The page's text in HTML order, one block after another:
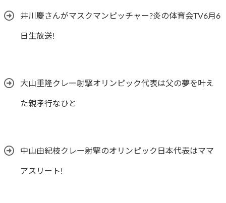
井川慶さんがマスクマンピッチャー?炎の体育会TV6月6
日生放送!
大山重隆クレー射撃オリンピック代表は父の夢を叶え
た親孝行なひと
中山由紀枝クレー射撃のオリンピック日本代表はママ
アスリート!